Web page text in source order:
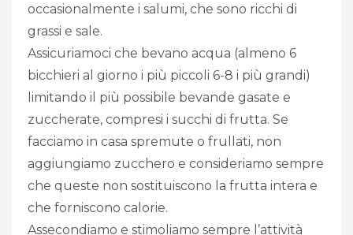
occasionalmente i salumi, che sono ricchi di
grassi e sale.
Assicuriamoci che bevano acqua (almeno 6
bicchieri al giorno i più piccoli 6-8 i più grandi)
limitando il più possibile bevande gasate e
zuccherate, compresi i succhi di frutta. Se
facciamo in casa spremute o frullati, non
aggiungiamo zucchero e consideriamo sempre
che queste non sostituiscono la frutta intera e
che forniscono calorie.
Assecondiamo e stimoliamo sempre l’attività